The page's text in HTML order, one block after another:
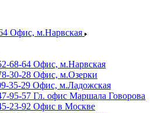
Офис, м.Нарвская
68-64 Офис, м.Нарвская
30-28 Офис, м.Озерки
35-29 Офис, м.Ладожская
95-57 Гл. офис Маршала Говорова
23-92 Офис в Москве